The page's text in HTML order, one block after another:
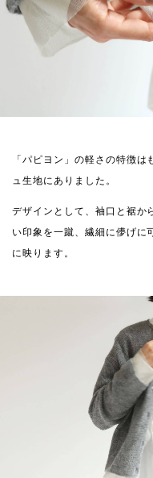
「パピヨン」の軽さの特徴
ュ生地にありました。
デザインとして、袖口と裾か
い印象を一蹴、繊細に儚げに
に映ります。